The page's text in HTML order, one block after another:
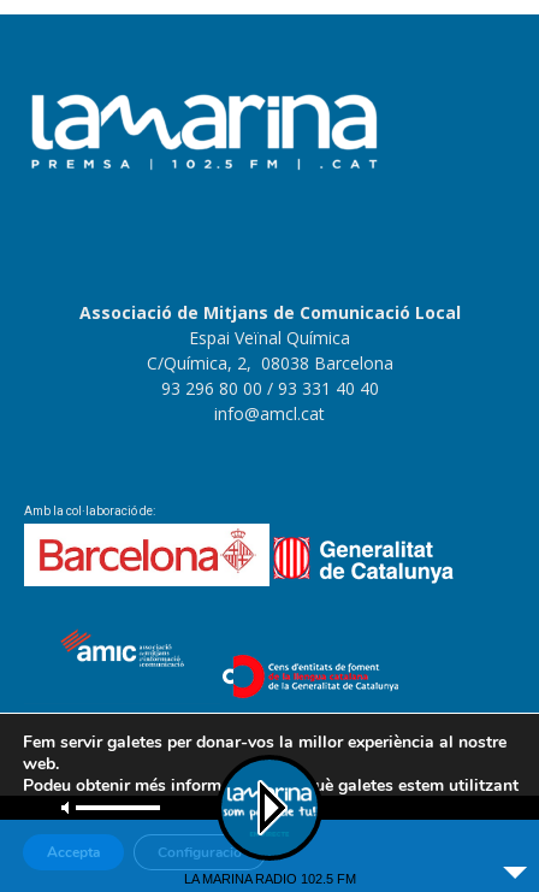
Associació de Mitjans de Comunicació Local
Espai Veïnal Química
C/Química, 2, 08038 Barcelona
93 296 80 00 / 93 331 40 40
info@amcl.cat
Amb la col·laboració de:
Fem servir galetes per donar-vos la millor experiència al nostre
web.
Podeu obtenir més informació sobre què galetes estem utilitzant
o desactivar-les a la
configuració.
Accepta Configuració
LA MARINA RADIO 102.5 FM